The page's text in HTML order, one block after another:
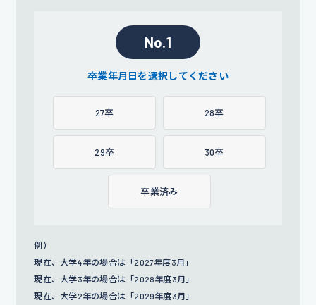
No.1
卒業年月日を選択してください
27卒 28卒
29卒 30卒
卒業済み
例）
現在、大学4年の場合は「2027年度3月」
現在、大学3年の場合は「2028年度3月」
現在、大学2年の場合は「2029年度3月」